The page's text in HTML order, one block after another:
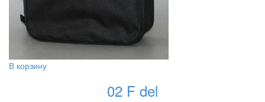
В корзину
02 F del